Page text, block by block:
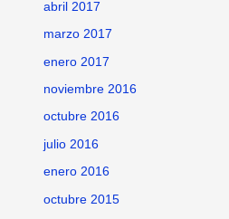
abril 2017
marzo 2017
enero 2017
noviembre 2016
octubre 2016
julio 2016
enero 2016
octubre 2015